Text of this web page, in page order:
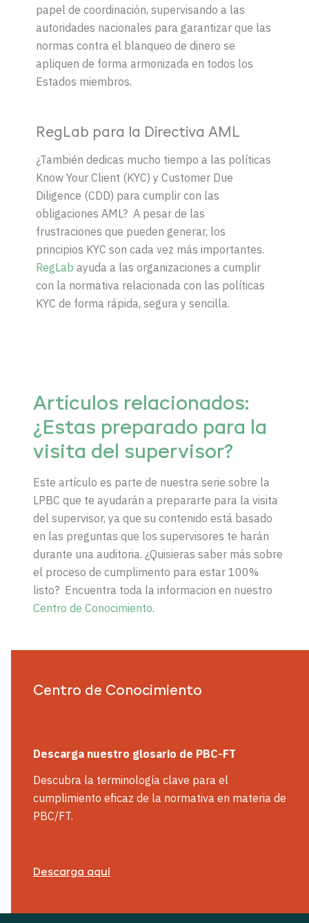
papel de coordinación, supervisando a las
autoridades nacionales para garantizar que las
normas contra el blanqueo de dinero se
apliquen de forma armonizada en todos los
Estados miembros.
RegLab para la Directiva AML
¿También dedicas mucho tiempo a las políticas
Know Your Client (KYC) y Customer Due
Diligence (CDD) para cumplir con las
obligaciones AML? A pesar de las
frustraciones que pueden generar, los
principios KYC son cada vez más importantes.
RegLab ayuda a las organizaciones a cumplir
con la normativa relacionada con las políticas
KYC de forma rápida, segura y sencilla.
Artículos relacionados:
¿Estas preparado para la
visita del supervisor?
Este artículo es parte de nuestra serie sobre la
LPBC que te ayudarán a prepararte para la visita
del supervisor, ya que su contenido está basado
en las preguntas que los supervisores te harán
durante una auditoria. ¿Quisieras saber más sobre
el proceso de cumplimento para estar 100%
listo? Encuentra toda la informacion en nuestro
Centro de Conocimiento.
Centro de Conocimiento
Descarga nuestro glosario de PBC-FT
Descubra la terminología clave para el
cumplimiento eficaz de la normativa en materia de
PBC/FT.
Descarga aquí